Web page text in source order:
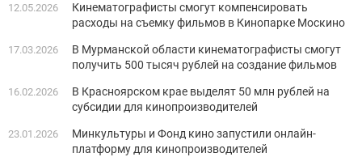
12.05.2026
Кинематографисты смогут компенсировать
расходы на съемку фильмов в Кинопарке Москино
17.03.2026
В Мурманской области кинематографисты смогут
получить 500 тысяч рублей на создание фильмов
16.02.2026
В Красноярском крае выделят 50 млн рублей на
субсидии для кинопроизводителей
23.01.2026
Минкультуры и Фонд кино запустили онлайн-
платформу для кинопроизводителей